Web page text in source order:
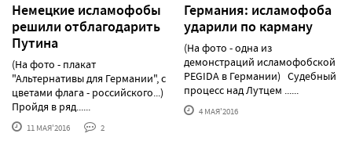
Немецкие исламофобы
решили отблагодарить
Путина
(На фото - плакат
"Альтернативы для Германии", с
цветами флага - российского...)
Пройдя в ряд......
11 МАЯ'2016 2
Германия: исламофоба
ударили по карману
(На фото - одна из
демонстраций исламофобской
PEGIDA в Германии) Судебный
процесс над Лутцем ......
4 МАЯ'2016